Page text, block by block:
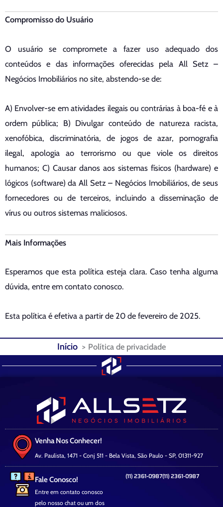
Compromisso do Usuário
O usuário se compromete a fazer uso adequado dos
conteúdos e das informações oferecidas pela All Setz –
Negócios Imobiliários no site, abstendo-se de:
A) Envolver-se em atividades ilegais ou contrárias à boa-fé e à
ordem pública; B) Divulgar conteúdo de natureza racista,
xenofóbica, discriminatória, de jogos de azar, pornografia
ilegal, apologia ao terrorismo ou que viole os direitos
humanos; C) Causar danos aos sistemas físicos (hardware) e
lógicos (software) da All Setz – Negócios Imobiliários, de seus
fornecedores ou de terceiros, incluindo a disseminação de
vírus ou outros sistemas maliciosos.
Mais Informações
Esperamos que esta política esteja clara. Caso tenha alguma
dúvida, entre em contato conosco.
Esta política é efetiva a partir de 20 de fevereiro de 2025.
Início Política de privacidade
Fale Conosco!
Entre em contato conosco
pelo nosso chat ou um dos
(11) 2361-0987(11) 2361-0987
Venha Nos Conhecer!
Av. Paulista, 1471 - Conj 511 - Bela Vista, São Paulo - SP, 01311-927